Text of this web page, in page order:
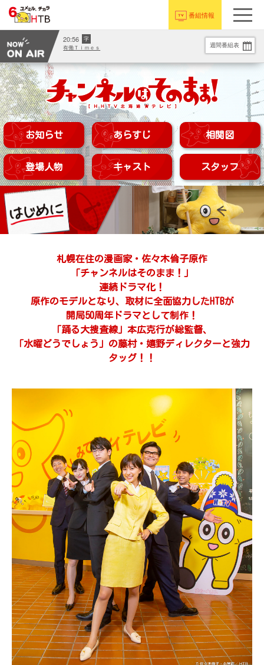
番組情報
20:56
字
有働Ｔｉｍｅｓ
週間番組表
お知らせ あらすじ 相関図
登場人物 キャスト スタッフ
札幌在住の漫画家・佐々木倫子原作
「チャンネルはそのまま！」
連続ドラマ化！
原作のモデルとなり、取材に全面協力したHTBが
開局50周年ドラマとして制作！
「踊る大捜査線」本広克行が総監督、
「水曜どうでしょう」の藤村・嬉野ディレクターと強力
タッグ！！